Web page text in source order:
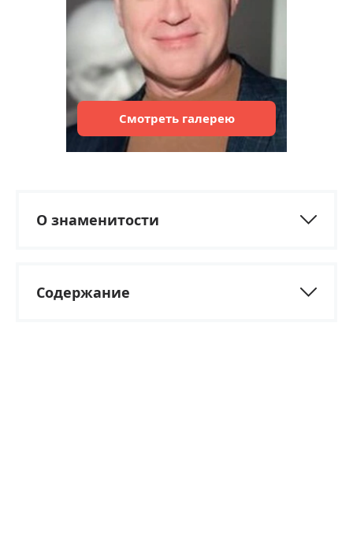
Смотреть галерею
О знаменитости
Содержание